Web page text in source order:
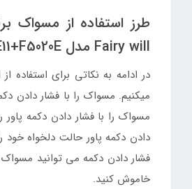
طرز استفاده از مسواک
Fairy will مدل E11+F5020E
در ادامه به نکاتی برای استفاده
میکنیم. مسواک را با فشار دادن
مسواک را با فشار دادن دکمه پاور
دادن دکمه پاور حالت دلخواه خود
فشار دادن دکمه می توانید
خاموش کنید.